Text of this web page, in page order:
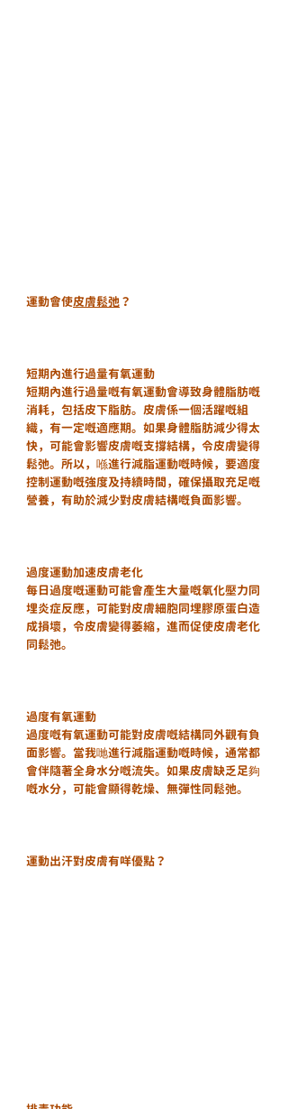
運動會使皮膚鬆弛？
短期內進行過量有氧運動
短期內進行過量嘅有氧運動會導致身體脂肪嘅
消耗，包括皮下脂肪。皮膚係一個活躍嘅組
織，有一定嘅適應期。如果身體脂肪減少得太
快，可能會影響皮膚嘅支撐結構，令皮膚變得
鬆弛。所以，喺進行減脂運動嘅時候，要適度
控制運動嘅強度及持續時間，確保攝取充足嘅
營養，有助於減少對皮膚結構嘅負面影響。
過度運動加速皮膚老化
每日過度嘅運動可能會產生大量嘅氧化壓力同
埋炎症反應，可能對皮膚細胞同埋膠原蛋白造
成損壞，令皮膚變得萎縮，進而促使皮膚老化
同鬆弛。
過度有氧運動
過度嘅有氧運動可能對皮膚嘅結構同外觀有負
面影響。當我哋進行減脂運動嘅時候，通常都
會伴隨著全身水分嘅流失。如果皮膚缺乏足夠
嘅水分，可能會顯得乾燥、無彈性同鬆弛。
運動出汗對皮膚有咩優點？